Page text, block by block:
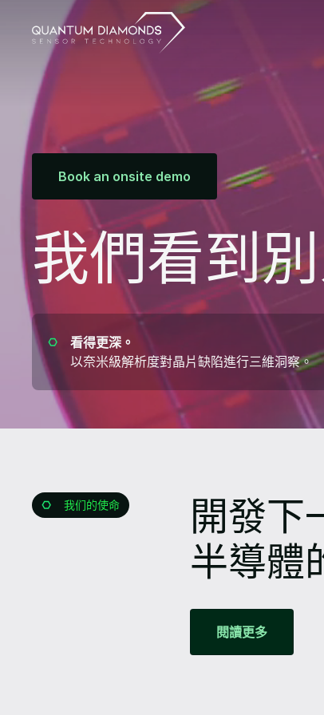
Book an onsite demo
我們看到
看得更深。
以奈米級解析度對晶片缺陷進行三維洞察。
我们的使命
開發下
半導體
閱讀更多